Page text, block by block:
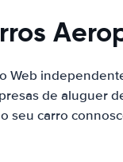
Web
de aluguer
seu carro